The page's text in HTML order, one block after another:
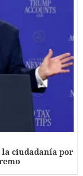
ciudadanía por